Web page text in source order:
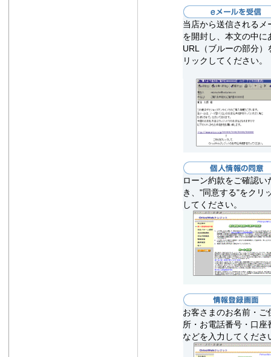
当店から送信されるメ
を開封し、本文の中に
URL（ブルーの部分）
リックしてください。
ローン約款をご確認い
き、"同意する"をクリ
してください。
お客さまのお名前・ご
所・お電話番号・口座
などを入力してくださ